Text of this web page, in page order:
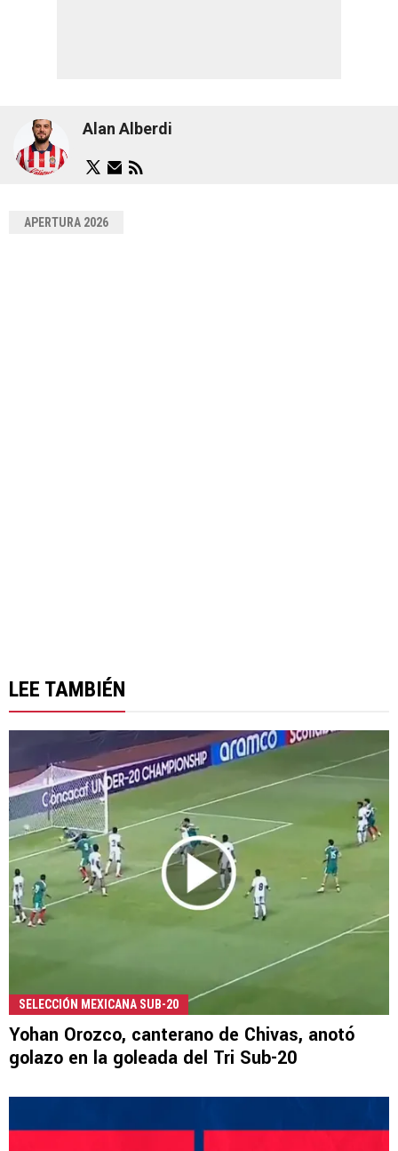
Alan Alberdi
APERTURA 2026
LEE TAMBIÉN
SELECCIÓN MEXICANA SUB-20
Yohan Orozco, canterano de Chivas, anotó
golazo en la goleada del Tri Sub-20